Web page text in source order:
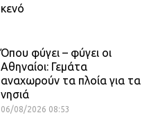
κενό
Όπου φύγει – φύγει οι
Αθηναίοι: Γεμάτα
αναχωρούν τα πλοία για τα
νησιά
06/08/2026 08:53